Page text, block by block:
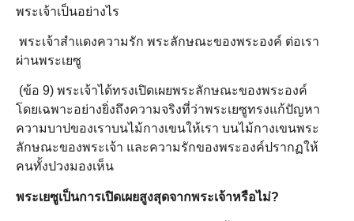
พระเจ้าเป็นอย่างไร
พระเจ้าสำแดงความรัก พระลักษณะของพระองค์ ต่อเรา
ผ่านพระเยซู
(ข้อ 9) พระเจ้าได้ทรงเปิดเผยพระลักษณะของพระองค์
โดยเฉพาะอย่างยิ่งถึงความจริงที่ว่าพระเยซูทรงแก้ปัญหา
ความบาปของเราบนไม้กางเขนให้เรา บนไม้กางเขนพระ
ลักษณะของพระเจ้า และความรักของพระองค์ปรากฏให้
คนทั้งปวงมองเห็น
พระเยซูเป็นการเปิดเผยสูงสุดจากพระเจ้าหรือไม่?